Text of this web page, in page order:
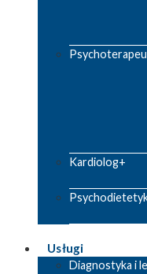
Kardiolog
Usługi
Diagnostyka i